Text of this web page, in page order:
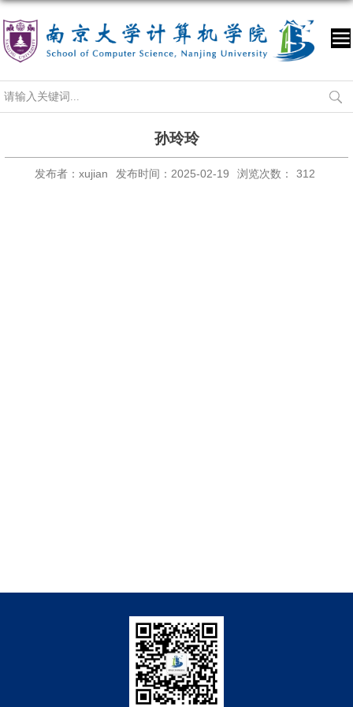
孙玲玲
发布者：xujian 发布时间：2025-02-19 浏览次数： 312